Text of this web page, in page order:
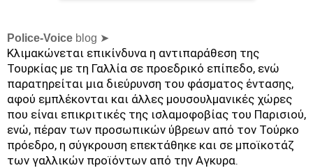
Police-Voice blog ➤
Κλιμακώνεται επικίνδυνα η αντιπαράθεση της
Τουρκίας με τη Γαλλία σε προεδρικό επίπεδο, ενώ
παρατηρείται μια διεύρυνση του φάσματος έντασης,
αφού εμπλέκονται και άλλες μουσουλμανικές χώρες
που είναι επικριτικές της ισλαμοφοβίας του Παρισιού,
ενώ, πέραν των προσωπικών ύβρεων από τον Τούρκο
πρόεδρο, η σύγκρουση επεκτάθηκε και σε μποϊκοτάζ
των γαλλικών προϊόντων από την Αγκυρα.